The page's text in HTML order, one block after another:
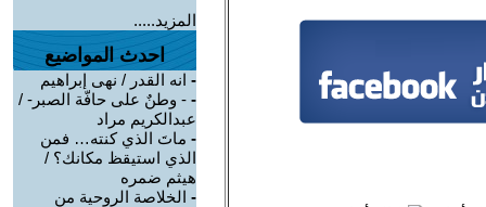
المزيد.....
احدث المواضيع
- انه القدر / نهى إبراهيم
- - وطنٌ على حافّة الصبر- /
عبدالكريم مراد
- ماتَ الذي كنته… فمن
الذي استيقظ مكانك؟ /
هيثم ضمره
- الخلاصة الروحية من